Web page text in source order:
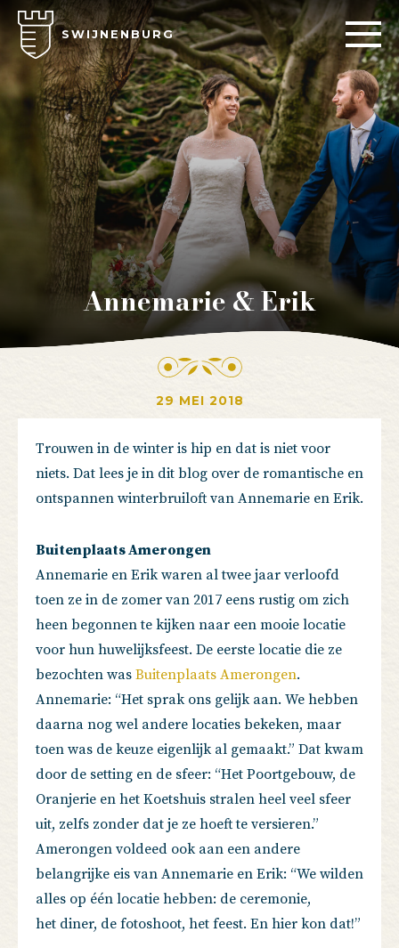
SWIJNENBURG
Annemarie & Erik
29 MEI 2018
Trouwen in de winter is hip en dat is niet voor
niets. Dat lees je in dit blog over de romantische en
ontspannen winterbruiloft van Annemarie en Erik.
Buitenplaats Amerongen
Annemarie en Erik waren al twee jaar verloofd
toen ze in de zomer van 2017 eens rustig om zich
heen begonnen te kijken naar een mooie locatie
voor hun huwelijksfeest. De eerste locatie die ze
bezochten was Buitenplaats Amerongen.
Annemarie: “Het sprak ons gelijk aan. We hebben
daarna nog wel andere locaties bekeken, maar
toen was de keuze eigenlijk al gemaakt.” Dat kwam
door de setting en de sfeer: “Het Poortgebouw, de
Oranjerie en het Koetshuis stralen heel veel sfeer
uit, zelfs zonder dat je ze hoeft te versieren.”
Amerongen voldeed ook aan een andere
belangrijke eis van Annemarie en Erik: “We wilden
alles op één locatie hebben: de ceremonie,
het diner, de fotoshoot, het feest. En hier kon dat!”